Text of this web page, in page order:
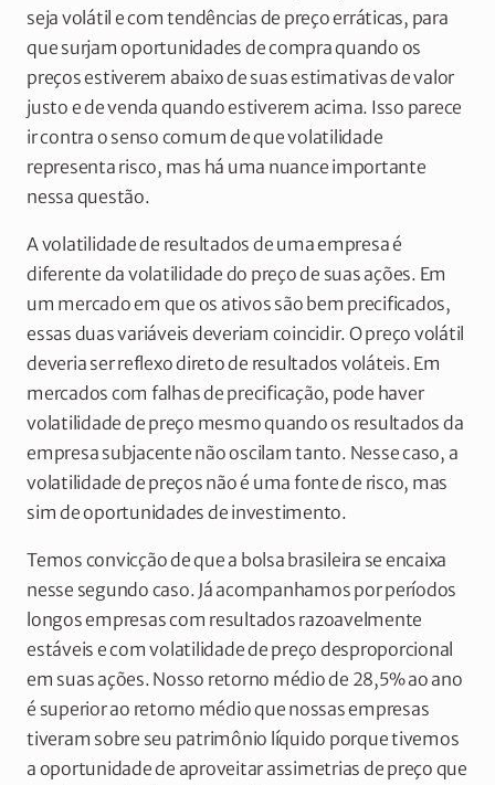
seja volátil e com tendências de preço erráticas, para
que surjam oportunidades de compra quando os
preços estiverem abaixo de suas estimativas de valor
justo e de venda quando estiverem acima. Isso parece
ir contra o senso comum de que volatilidade
representa risco, mas há uma nuance importante
nessa questão.
A volatilidade de resultados de uma empresa é
diferente da volatilidade do preço de suas ações. Em
um mercado em que os ativos são bem precificados,
essas duas variáveis deveriam coincidir. O preço volátil
deveria ser reflexo direto de resultados voláteis. Em
mercados com falhas de precificação, pode haver
volatilidade de preço mesmo quando os resultados da
empresa subjacente não oscilam tanto. Nesse caso, a
volatilidade de preços não é uma fonte de risco, mas
sim de oportunidades de investimento.
Temos convicção de que a bolsa brasileira se encaixa
nesse segundo caso. Já acompanhamos por períodos
longos empresas com resultados razoavelmente
estáveis e com volatilidade de preço desproporcional
em suas ações. Nosso retorno médio de 28,5% ao ano
é superior ao retorno médio que nossas empresas
tiveram sobre seu patrimônio líquido porque tivemos
a oportunidade de aproveitar assimetrias de preço que